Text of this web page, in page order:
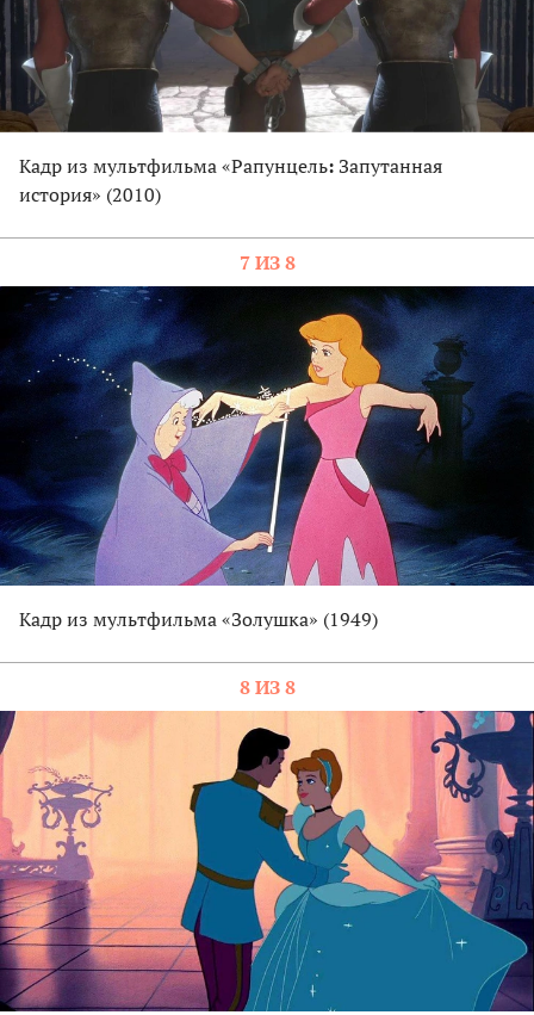
Кадр из мультфильма «Рапунцель:Запутанная
история» (2010)
7 ИЗ 8
Кадр из мультфильма «Золушка» (1949)
8 ИЗ 8